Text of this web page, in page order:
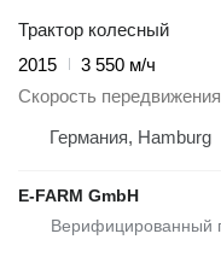
Трактор колесный
2015
3 550 м/ч
Скорость передвижения
Германия, Hamburg
E-FARM GmbH